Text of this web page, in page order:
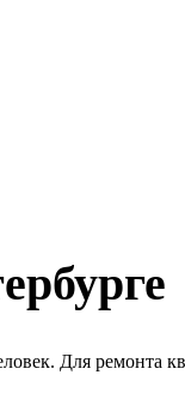
Для ремонта